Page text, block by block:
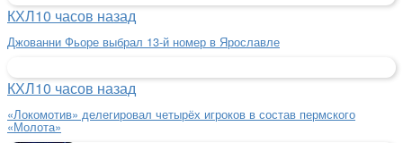
КХЛ10 часов назад
Джованни Фьоре выбрал 13-й номер в Ярославле
КХЛ10 часов назад
«Локомотив» делегировал четырёх игроков в состав пермского
«Молота»